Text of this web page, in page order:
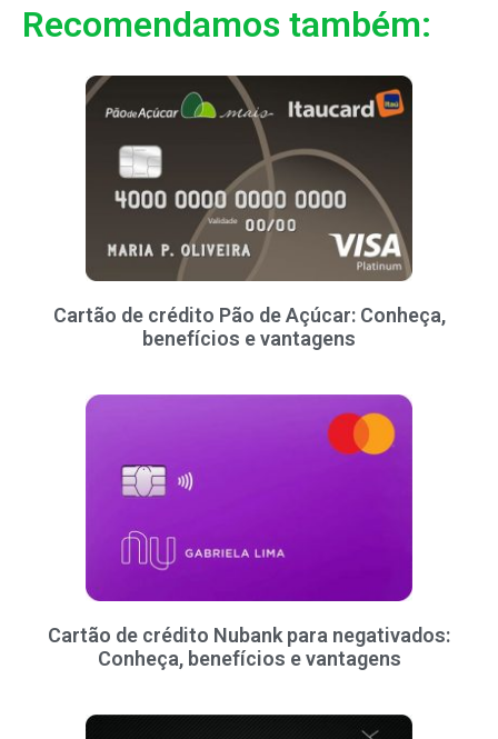
Recomendamos também:
Cartão de crédito Pão de Açúcar: Conheça,
benefícios e vantagens
Cartão de crédito Nubank para negativados:
Conheça, benefícios e vantagens